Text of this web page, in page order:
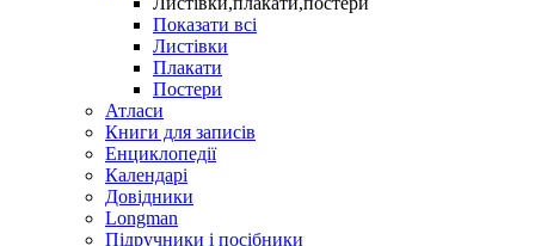
Показати всі
Листівки
Плакати
Постери
Атласи
Книги для записів
Енциклопедії
Календарі
Довідники
Longman
Підручники і посібники